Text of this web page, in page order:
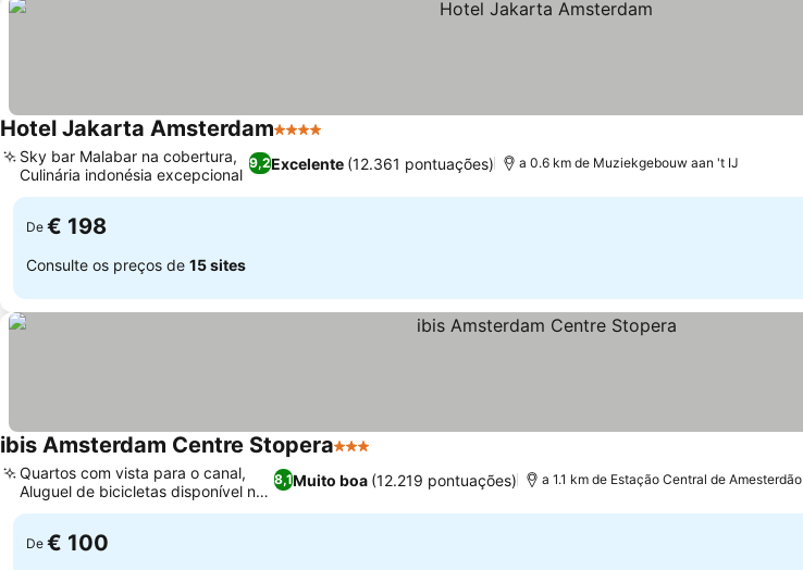
Hotel Jakarta Amsterdam4 Estrelas
9,2Excelente (12.361 pontuações)
Sky bar Malabar na cobertura,
Culinária indonésia excepcional
a 0.6 km de Muziekgebouw aan 't IJ
De € 198
Consulte os preços de 15 sites
ibis Amsterdam Centre Stopera3 Estrelas
8,1Muito boa (12.219 pontuações)
Quartos com vista para o canal,
Aluguel de bicicletas disponível no
local
a 1.1 km de Estação Central de Amesterdão
De € 100